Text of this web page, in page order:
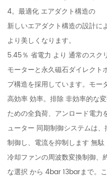
4。最適化 エアダクト構造の
新しいエアダクト構造の設計に
より美しくなります。
5.45％ 省電力 より 通常のスク
モーターと永久磁石ダイレクト
プ構造を採用しています。モー
高効率 効率。排除 非効率的な
ための全負荷、アンロード電
ューター 同期制御システムは
制御し、電流を抑制します 無駄
冷却ファンの周波数変換制御、
な選択 から 4bar 13barまで。